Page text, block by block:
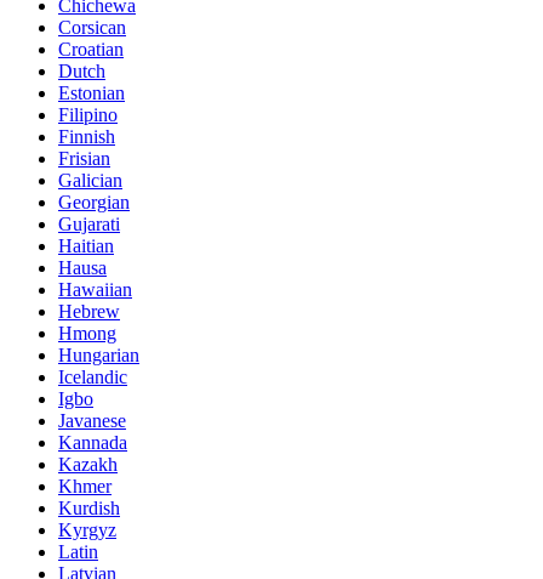
Chichewa
Corsican
Croatian
Dutch
Estonian
Filipino
Finnish
Frisian
Galician
Georgian
Gujarati
Haitian
Hausa
Hawaiian
Hebrew
Hmong
Hungarian
Icelandic
Igbo
Javanese
Kannada
Kazakh
Khmer
Kurdish
Kyrgyz
Latin
Latvian